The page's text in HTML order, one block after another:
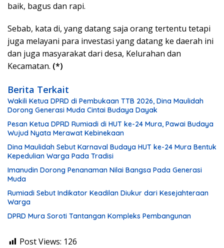
baik, bagus dan rapi.
Sebab, kata di, yang datang saja orang tertentu tetapi
juga melayani para investasi yang datang ke daerah ini
dan juga masyarakat dari desa, Kelurahan dan
Kecamatan. (*)
Berita Terkait
Wakili Ketua DPRD di Pembukaan TTB 2026, Dina Maulidah
Dorong Generasi Muda Cintai Budaya Dayak
Pesan Ketua DPRD Rumiadi di HUT ke-24 Mura, Pawai Budaya
Wujud Nyata Merawat Kebinekaan
Dina Maulidah Sebut Karnaval Budaya HUT ke-24 Mura Bentuk
Kepedulian Warga Pada Tradisi
Imanudin Dorong Penanaman Nilai Bangsa Pada Generasi
Muda
Rumiadi Sebut Indikator Keadilan Diukur dari Kesejahteraan
Warga
DPRD Mura Soroti Tantangan Kompleks Pembangunan
Post Views: 126